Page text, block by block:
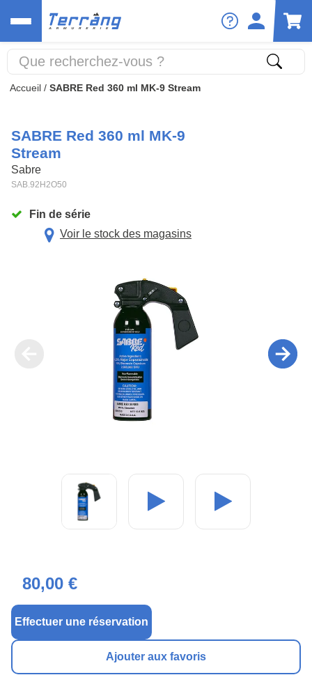
Accueil / SABRE Red 360 ml MK-9 Stream
SABRE Red 360 ml MK-9
Stream
Sabre
SAB.92H2O50
Fin de série
Voir le stock des magasins
80,00 €
Effectuer une réservation
Ajouter aux favoris